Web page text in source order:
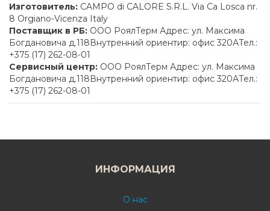
Изготовитель: CAMPO di CALORE S.R.L. Via Ca Losca nr.
8 Orgiano-Vicenza Italy
Поставщик в РБ: ООО РоялТерм Адрес: ул. Максима
Богдановича д.118Внутренний ориентир: офис 320АТел.:
+375 (17) 262-08-01
Сервисный центр: ООО РоялТерм Адрес: ул. Максима
Богдановича д.118Внутренний ориентир: офис 320АТел.:
+375 (17) 262-08-01
ИНФОРМАЦИЯ
О нас